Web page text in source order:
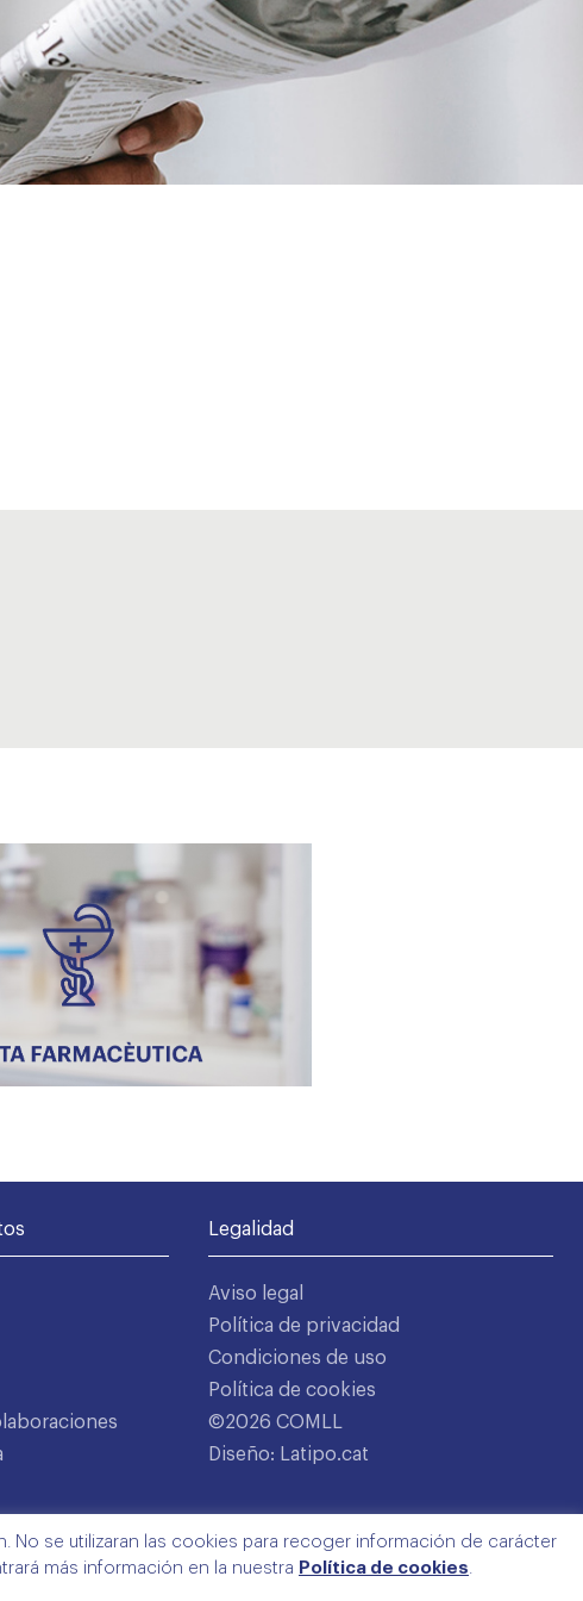
Legalidad
Aviso legal
Política de privacidad
Condiciones de uso
Política de cookies
©2026 COMLL
Diseño: Latipo.cat
No se utilizaran las cookies para recoger información de carácter
más información en la nuestra Política de cookies.